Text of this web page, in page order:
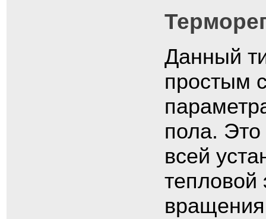
Данный
простым
пола.
всей
тепловой